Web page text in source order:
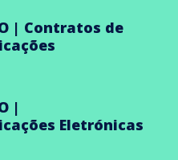
| Contratos de
|
Eletrónicas